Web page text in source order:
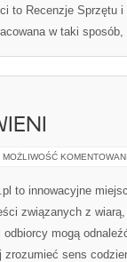
to Recenzje Sprzętu
w taki
MOŻLIWOŚĆ
to innowacyjne
związanych z
mogą
sens